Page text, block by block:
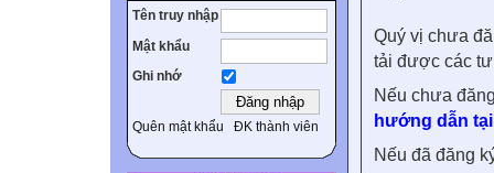
Tên truy nhập
Mật khẩu
Ghi nhớ
Quên mật khẩu ĐK thành viên
Quý vị chưa
tải được các
Nếu chưa
hướng dẫn
Nếu đã đăng